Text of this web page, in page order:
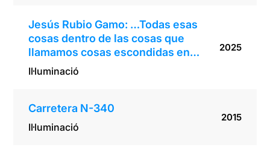
Jesús Rubio Gamo: …Todas esas
cosas dentro de las cosas que
llamamos cosas escondidas en…
Il·luminació
2025
Carretera N-340
Il·luminació
2015